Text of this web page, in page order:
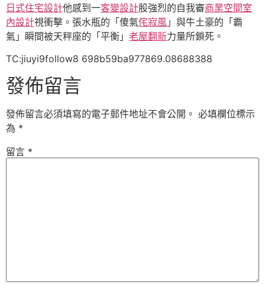
日式住宅設計他感到一客變設計股強烈的自我審商業空間室
內設計視衝擊。張水瓶的「傻氣侘寂風 」與牛土豪的「霸
氣」瞬間被天秤座的「平衡」 老屋翻新力量所鎖死。
TC:jiuyi9follow8 698b59ba977869.08688388
發佈留言
發佈留言必須填寫的電子郵件地址不會公開。 必填欄位標示
為 *
留言 *